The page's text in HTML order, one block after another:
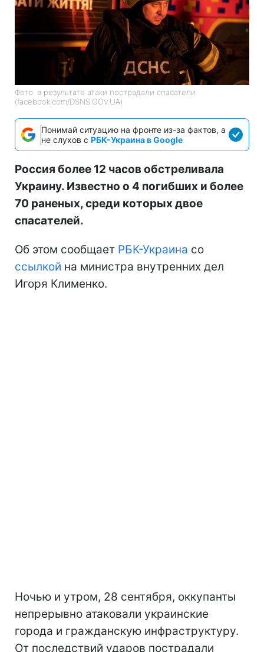
Фото: в результате атаки пострадали спасатели
(facebook.com/DSNS.GOV.UA)
Понимай ситуацию на фронте из-за фактов, а
не слухов с РБК-Украина в Google
Россия более 12 часов обстреливала
Украину. Известно о 4 погибших и более
70 раненых, среди которых двое
спасателей.
Об этом сообщает РБК-Украина со
ссылкой на министра внутренних дел
Игоря Клименко.
Ночью и утром, 28 сентября, оккупанты
непрерывно атаковали украинские
города и гражданскую инфраструктуру.
От последствий ударов пострадали